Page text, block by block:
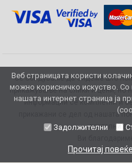
Веб страницата користи
можно корисничко искуство.
нашата интернет страница ја
Задолжителни
Прочитај повеќе
Се обидуваме да бидеме што
прикажување на слики и цени, но
информации се комплетни и
прикажани се дел од нашата
достапни